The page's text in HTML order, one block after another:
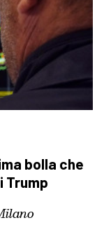
bolla che
Trump